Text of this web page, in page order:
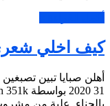
كيف اخلي شعري
أهلن صبايا تبين